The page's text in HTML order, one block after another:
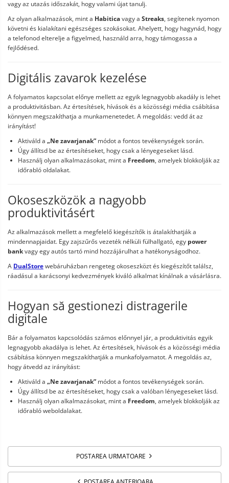
vagy az utazás időszakát, hogy valami újat tanulj.
Az olyan alkalmazások, mint a Habiticavagy a Streaks, segítenek nyomon
követni és kialakítani egészséges szokásokat. Ahelyett, hogy hagynád, hogy
a telefonod elterelje a figyelmed, használd arra, hogy támogassa a
fejlődésed.
Digitális zavarok kezelése
A folyamatos kapcsolat előnye mellett az egyik legnagyobb akadály is lehet
a produktivitásban. Az értesítések, hívások és a közösségi média csábítása
könnyen megszakíthatja a munkamenetedet. A megoldás: vedd át az
irányítást!
Aktiváld a „Ne zavarjanak” módot a fontos tevékenységek során.
Úgy állítsd be az értesítéseket, hogy csak a lényegeseket lásd.
Használj olyan alkalmazásokat, mint a Freedom, amelyek blokkolják az
időrabló oldalakat.
Okoseszközök a nagyobb
produktivitásért
Az alkalmazások mellett a megfelelő kiegészítők is átalakíthatják a
mindennapjaidat. Egy zajszűrős vezeték nélküli fülhallgató, egy power
bankvagy egy autós tartó mind hozzájárulhat a hatékonyságodhoz.
A DualStorewebáruházban rengeteg okoseszközt és kiegészítőt találsz,
ráadásul a karácsonyi kedvezmények kiváló alkalmat kínálnak a vásárlásra.
Hogyan să gestionezi distragerile
digitale
Bár a folyamatos kapcsolódás számos előnnyel jár, a produktivitás egyik
legnagyobb akadálya is lehet. Az értesítések, hívások és a közösségi média
csábítása könnyen megszakíthatják a munkafolyamatot. A megoldás az,
hogy átvedd az irányítást:
Aktiváld a „Ne zavarjanak” módot a fontos tevékenységek során.
Úgy állítsd be az értesítéseket, hogy csak a valóban lényegeseket lásd.
Használj olyan alkalmazásokat, mint a Freedom, amelyek blokkolják az
időrabló weboldalakat.
POSTAREA URMATOARE